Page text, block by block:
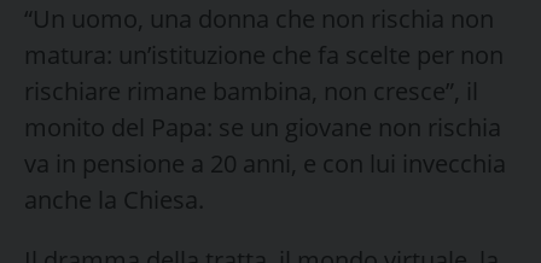
“Un uomo, una donna che non rischia non
matura: un’istituzione che fa scelte per non
rischiare rimane bambina, non cresce”, il
monito del Papa: se un giovane non rischia
va in pensione a 20 anni, e con lui invecchia
anche la Chiesa.